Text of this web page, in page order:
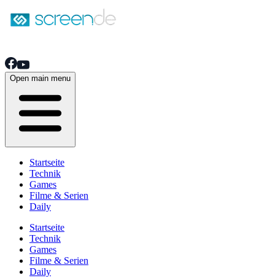
Open main menu
Startseite
Technik
Games
Filme & Serien
Daily
Startseite
Technik
Games
Filme & Serien
Daily